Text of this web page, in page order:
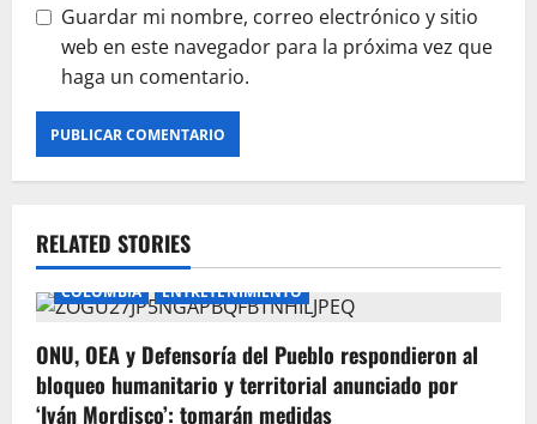
Guardar mi nombre, correo electrónico y sitio
web en este navegador para la próxima vez que
haga un comentario.
RELATED STORIES
COLOMBIA ENTRETENIMIENTO
ONU, OEA y Defensoría del Pueblo respondieron al
bloqueo humanitario y territorial anunciado por
‘Iván Mordisco’: tomarán medidas